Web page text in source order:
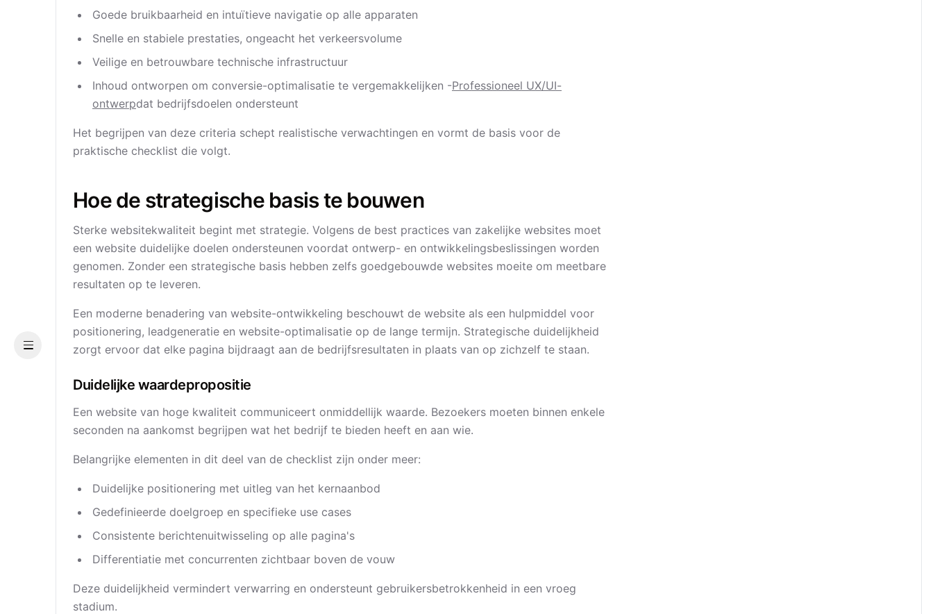
Menu
Goede bruikbaarheid en intuïtieve navigatie op alle apparaten
Snelle en stabiele prestaties, ongeacht het verkeersvolume
Veilige en betrouwbare technische infrastructuur
Inhoud ontworpen om conversie-optimalisatie te vergemakkelijken -Professioneel UX/UI-
ontwerpdat bedrijfsdoelen ondersteunt
Het begrijpen van deze criteria schept realistische verwachtingen en vormt de basis voor de
praktische checklist die volgt.
Hoe de strategische basis te bouwen
Sterke websitekwaliteit begint met strategie. Volgens de best practices van zakelijke websites moet
een website duidelijke doelen ondersteunen voordat ontwerp- en ontwikkelingsbeslissingen worden
genomen. Zonder een strategische basis hebben zelfs goedgebouwde websites moeite om meetbare
resultaten op te leveren.
Een moderne benadering van website-ontwikkeling beschouwt de website als een hulpmiddel voor
positionering, leadgeneratie en website-optimalisatie op de lange termijn. Strategische duidelijkheid
zorgt ervoor dat elke pagina bijdraagt ​​aan de bedrijfsresultaten in plaats van op zichzelf te staan.
Duidelijke waardepropositie
Een website van hoge kwaliteit communiceert onmiddellijk waarde. Bezoekers moeten binnen enkele
seconden na aankomst begrijpen wat het bedrijf te bieden heeft en aan wie.
Belangrijke elementen in dit deel van de checklist zijn onder meer:
Duidelijke positionering met uitleg van het kernaanbod
Gedefinieerde doelgroep en specifieke use cases
Consistente berichtenuitwisseling op alle pagina's
Differentiatie met concurrenten zichtbaar boven de vouw
Deze duidelijkheid vermindert verwarring en ondersteunt gebruikersbetrokkenheid in een vroeg
stadium.